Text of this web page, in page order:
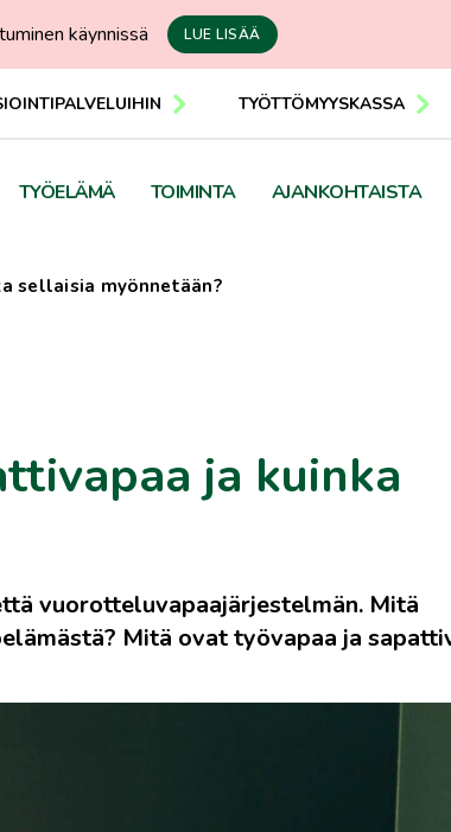
käynnissä LUE LISÄÄ
TYÖTTÖMYYSKASSA
TYÖELÄMÄ TOIMINTA AJANKOHTAISTA
sellaisia myönnetään?
ja kuinka
vuorotteluvapaajärjestelmän. Mitä
Mitä ovat työvapaa ja